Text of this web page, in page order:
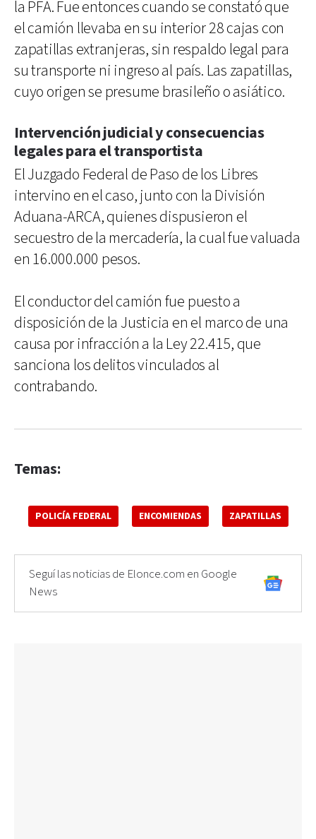
la PFA. Fue entonces cuando se constató que
el camión llevaba en su interior 28 cajas con
zapatillas extranjeras, sin respaldo legal para
su transporte ni ingreso al país. Las zapatillas,
cuyo origen se presume brasileño o asiático.
Intervención judicial y consecuencias
legales para el transportista
El Juzgado Federal de Paso de los Libres
intervino en el caso, junto con la División
Aduana-ARCA, quienes dispusieron el
secuestro de la mercadería, la cual fue valuada
en 16.000.000 pesos.
El conductor del camión fue puesto a
disposición de la Justicia en el marco de una
causa por infracción a la Ley 22.415, que
sanciona los delitos vinculados al
contrabando.
Temas:
POLICÍA FEDERAL ENCOMIENDAS ZAPATILLAS
Seguí las noticias de Elonce.com en Google
News